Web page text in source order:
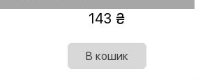
143
В кошик